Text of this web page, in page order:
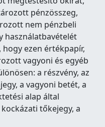
pénzösszeg,
nem pénzbeli
használatbavételét
ezen értékpapír,
vagyoni és egyéb
a részvény, az
a vagyoni betét, a
alap által
tőkejegy, a